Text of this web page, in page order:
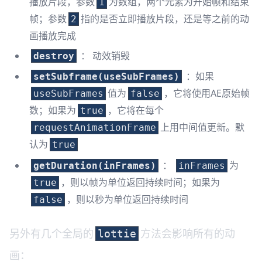
帧；参数 2 指的是否立即播放片段，还是等之前的动
画播放完成
destroy ： 动效销毁
setSubframe(useSubFrames) ：如果
useSubFrames 值为 false ，它将使用AE原始帧
数；如果为 true ，它将在每个
requestAnimationFrame 上用中间值更新。默
认为 true
getDuration(inFrames)
： inFrames 为
true ，则以帧为单位返回持续时间；如果为
false ，则以秒为单位返回持续时间
另外有几个全局的 lottie 方法会影响所有的动
画：